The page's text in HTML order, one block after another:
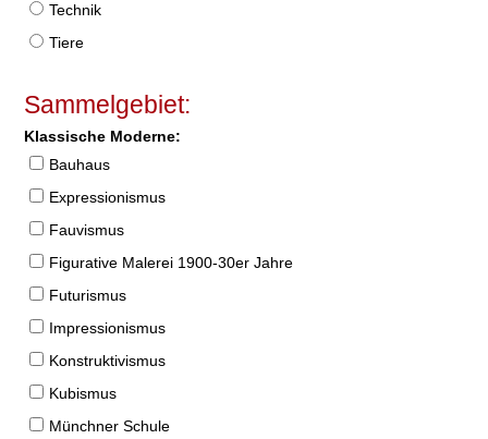
Technik
Tiere
Sammelgebiet:
Klassische Moderne:
Bauhaus
Expressionismus
Fauvismus
Figurative Malerei 1900-30er Jahre
Futurismus
Impressionismus
Konstruktivismus
Kubismus
Münchner Schule